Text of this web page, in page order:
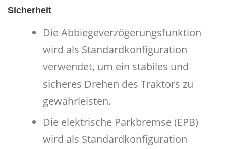
Sicherheit
Die Abbiegeverzögerungsfunktion
wird als Standardkonfiguration
verwendet, um ein stabiles und
sicheres Drehen des Traktors zu
gewährleisten.
Die elektrische Parkbremse (EPB)
wird als Standardkonfiguration